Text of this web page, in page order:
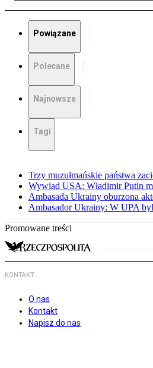
Powiązane
Polecane
Najnowsze
Tagi
Trzy muzułmańskie państwa
Wywiad USA: Władimir Putin
Ambasada Ukrainy oburzona
Ambasador Ukrainy: W UPA
Promowane treści
KONTAKT
O nas
Kontakt
Napisz do nas